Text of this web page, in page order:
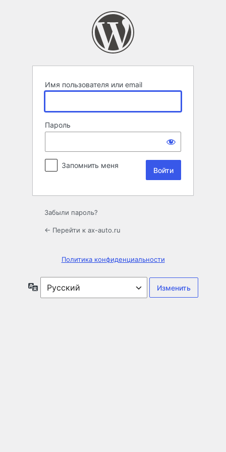
Имя пользователя или email
Пароль
Запомнить меня
Забыли пароль?
← Перейти к ax-auto.ru
Политика конфиденциальности
Язык